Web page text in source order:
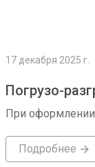
17 декабря 2025 г.
Погрузо-
При оформлении
Подробнее